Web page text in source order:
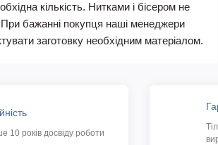
кількість. Нитками і бісером не
бажанні покупця наші менеджери
заготовку необхідним матеріалом.
10 років досвіду роботи